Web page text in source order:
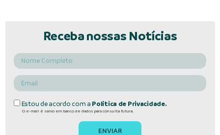
Receba nossas Notícias
Estou de acordo com a Política de Privacidade.
O e-mail é salvo em banco de dados para consulta futura.